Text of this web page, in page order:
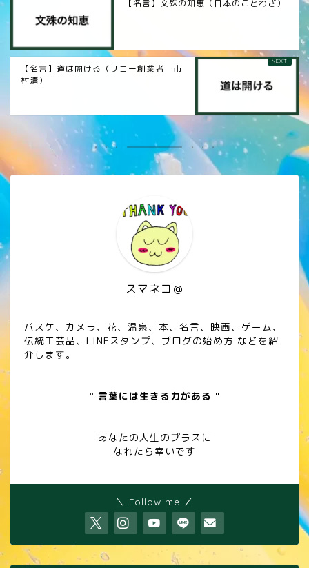
【名言】文殊の知恵（日本のことわざ）
【名言】道は開ける（リコー創業者 市
村清）
スマネコ＠
バスケ、カメラ、花、温泉、本、名言、映画、ゲーム、
伝統工芸品、LINEスタンプ、ブログの始め方 などを紹
介します。
" 言葉には生きる力がある "
あなたの人生のプラスに
なれたら幸いです
＼ Follow me ／